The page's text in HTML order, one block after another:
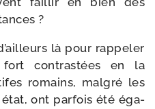
?
là pour rap­pe­ler
contras­tées en la
romains, mal­gré les
ont par­fois été éga­